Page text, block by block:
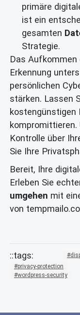
primäre
ist ein
gesamten
Strategie.
Das Aufkommen
Erkennung
persönlichen
stärken. Lassen
kostengünstigen
kompromittieren.
Kontrolle über
Sie Ihre
Bereit, Ihre
Erleben Sie
umgehen mit
von
privacy-protection
wordpress-security